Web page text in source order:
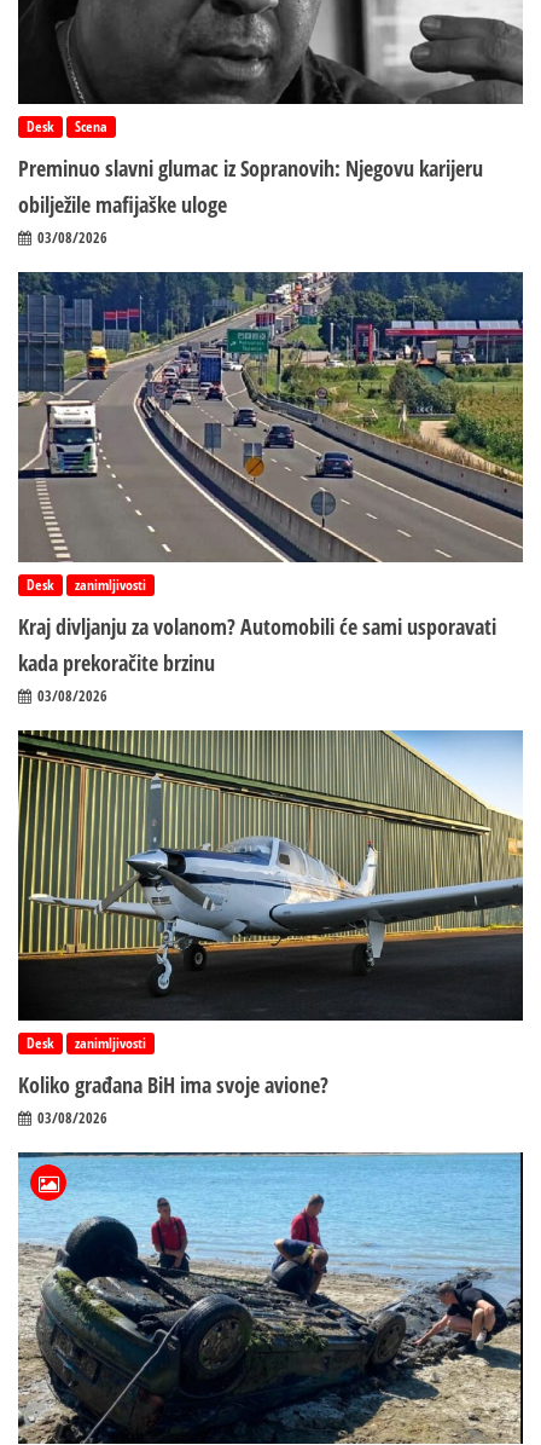
Desk Scena
Preminuo slavni glumac iz Sopranovih: Njegovu karijeru
obilježile mafijaške uloge
03/08/2026
Desk zanimljivosti
Kraj divljanju za volanom? Automobili će sami usporavati
kada prekoračite brzinu
03/08/2026
Desk zanimljivosti
Koliko građana BiH ima svoje avione?
03/08/2026